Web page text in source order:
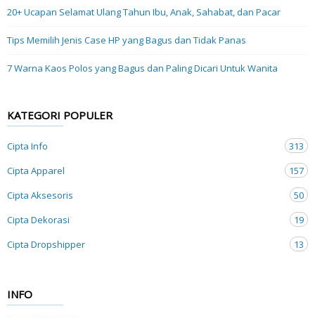
20+ Ucapan Selamat Ulang Tahun Ibu, Anak, Sahabat, dan Pacar
Tips Memilih Jenis Case HP yang Bagus dan Tidak Panas
7 Warna Kaos Polos yang Bagus dan Paling Dicari Untuk Wanita
KATEGORI POPULER
Cipta Info
313
Cipta Apparel
157
Cipta Aksesoris
50
Cipta Dekorasi
19
Cipta Dropshipper
13
INFO